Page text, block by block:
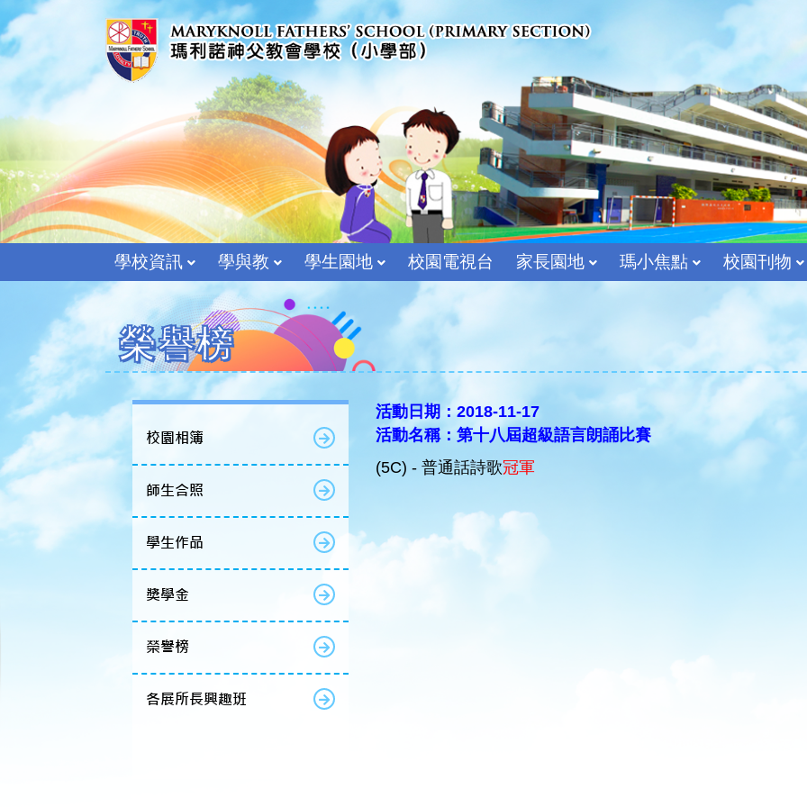
學校資訊 學與教 學生園地 校園電視台 家長園地 瑪小焦點 校園刊物
榮譽榜
校園相簿
師生合照
學生作品
獎學金
榮譽榜
各展所長興趣班
活動日期：2018-11-17
活動名稱：第十八屆超級語言朗誦比賽
(5C) - 普通話詩歌冠軍